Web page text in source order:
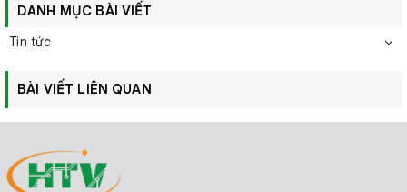
DANH MỤC BÀI VIẾT
Tin tức
BÀI VIẾT LIÊN QUAN